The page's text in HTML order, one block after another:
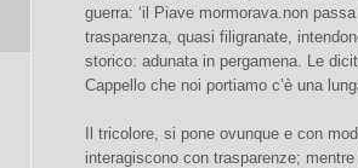
guerra: ‘il Piave mormorava.non
trasparenza, quasi filigranate,
storico: adunata in pergamena. Le
Cappello che noi portiamo c’è una
Il tricolore, si pone ovunque e con
interagiscono con trasparenze;